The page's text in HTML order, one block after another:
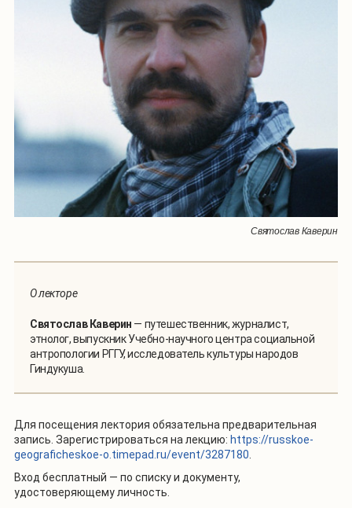
Святослав Каверин
О лекторе
Святослав Каверин — путешественник, журналист,
этнолог, выпускник Учебно-научного центра социальной
антропологии РГГУ, исследователь культуры народов
Гиндукуша.
Для посещения лектория обязательна предварительная
запись. Зарегистрироваться на лекцию: https://russkoe-
geograficheskoe-o.timepad.ru/event/3287180
Вход бесплатный — по списку и документу,
удостоверяющему личность.